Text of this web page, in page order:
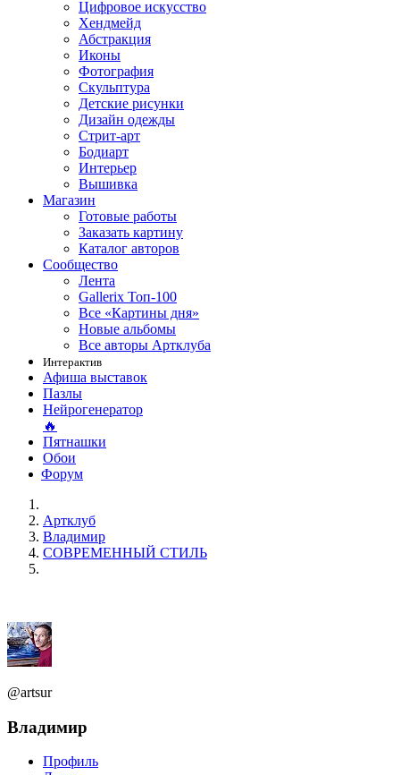
Цифровое искусство
Хендмейд
Абстракция
Иконы
Фотография
Скульптура
Детские рисунки
Дизайн одежды
Стрит-арт
Бодиарт
Интерьер
Вышивка
Магазин
Готовые работы
Заказать картину
Каталог авторов
Сообщество
Лента
Gallerix Топ-100
Все «Картины дня»
Новые альбомы
Все авторы Артклуба
Интерактив
Афиша выставок
Пазлы
Нейрогенератор
🔥
Пятнашки
Обои
Форум
Артклуб
Владимир
СОВРЕМЕННЫЙ СТИЛЬ
@artsur
Владимир
Профиль